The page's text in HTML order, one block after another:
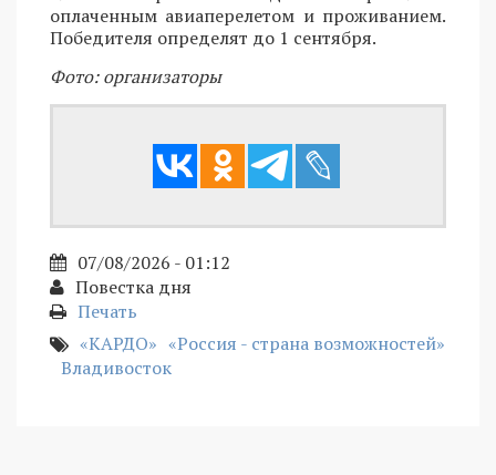
оплаченным авиаперелетом и проживанием.
Победителя определят до 1 сентября.
Фото: организаторы
07/08/2026 - 01:12
Повестка дня
Печать
«КАРДО» «Россия - страна возможностей»
Владивосток